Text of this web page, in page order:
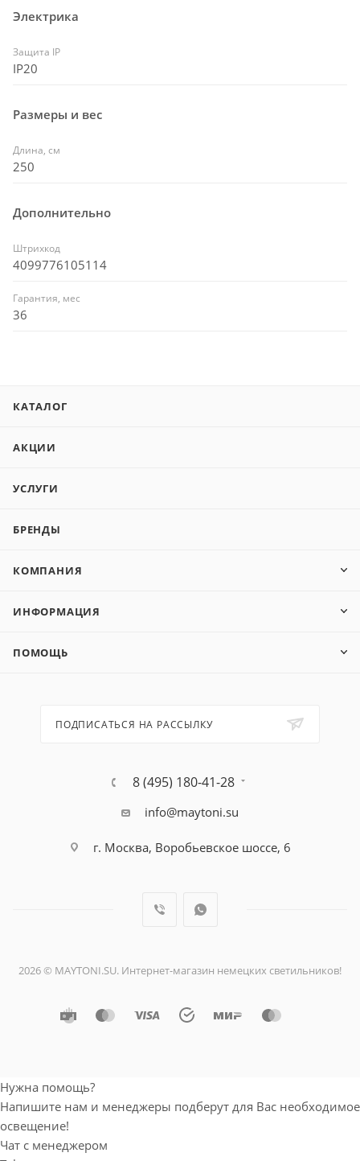
Электрика
Защита IP
IP20
Размеры и вес
Длина, см
250
Дополнительно
Штрихкод
4099776105114
Гарантия, мес
36
КАТАЛОГ
АКЦИИ
УСЛУГИ
БРЕНДЫ
КОМПАНИЯ
ИНФОРМАЦИЯ
ПОМОЩЬ
ПОДПИСАТЬСЯ НА РАССЫЛКУ
8 (495) 180-41-28
info@maytoni.su
г. Москва, Воробьевское шоссе, 6
2026 © MAYTONI.SU. Интернет-магазин немецких светильников!
Нужна помощь?
Напишите нам и менеджеры подберут для
Вас необходимое освещение!
Чат с менеджером